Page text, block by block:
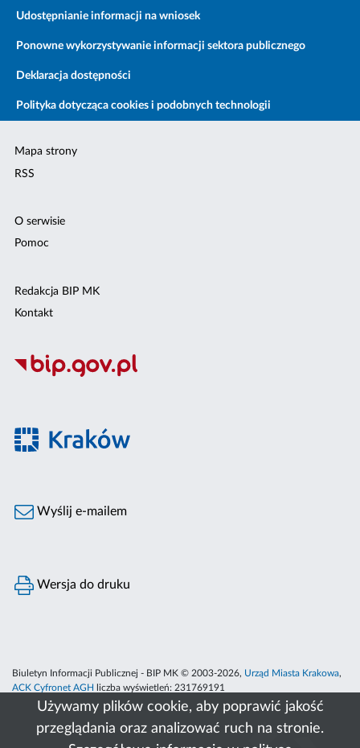
Używamy plików cookie, aby poprawić jakość
przeglądania oraz analizować ruch na stronie.
Udostępnianie informacji na wniosek
Ponowne wykorzystywanie informacji sektora publicznego
Deklaracja dostępności
Polityka dotycząca cookies i podobnych technologii
Mapa strony
RSS
O serwisie
Pomoc
Redakcja BIP MK
Kontakt
Wyślij e-mailem
Wersja do druku
Biuletyn Informacji Publicznej - BIP MK © 2003-2026, Urząd Miasta Krakowa,
ACK Cyfronet AGH
liczba wyświetleń: 231769191